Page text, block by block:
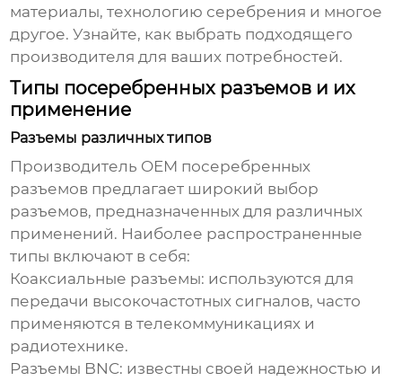
материалы, технологию серебрения и многое
другое. Узнайте, как выбрать подходящего
производителя для ваших потребностей.
Типы посеребренных разъемов и их
применение
Разъемы различных типов
Производитель OEM посеребренных
разъемов предлагает широкий выбор
разъемов, предназначенных для различных
применений. Наиболее распространенные
типы включают в себя:
Коаксиальные разъемы: используются для
передачи высокочастотных сигналов, часто
применяются в телекоммуникациях и
радиотехнике.
Разъемы BNC: известны своей надежностью и